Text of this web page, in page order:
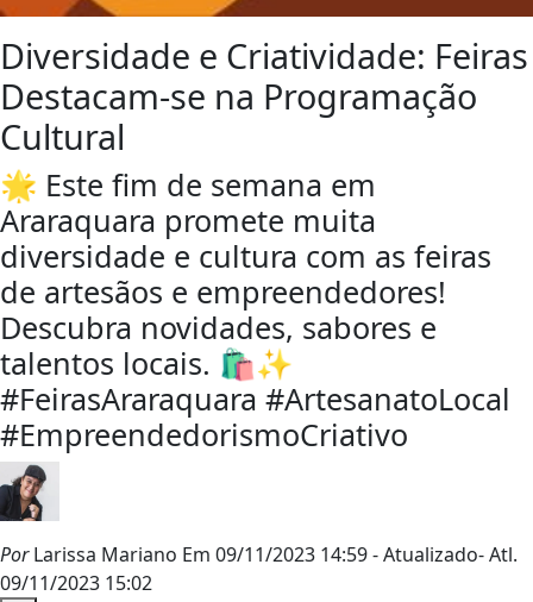
Diversidade e Criatividade: Feiras
Destacam-se na Programação
Cultural
🌟 Este fim de semana em
Araraquara promete muita
diversidade e cultura com as feiras
de artesãos e empreendedores!
Descubra novidades, sabores e
talentos locais. 🛍️✨
#FeirasAraraquara #ArtesanatoLocal
#EmpreendedorismoCriativo
PorLarissa Mariano Em 09/11/2023 14:59- Atualizado- Atl.
09/11/2023 15:02